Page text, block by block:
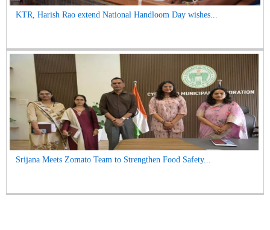
KTR, Harish Rao extend National Handloom Day wishes...
Srijana Meets Zomato Team to Strengthen Food Safety...